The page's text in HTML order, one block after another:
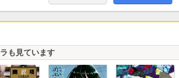
も見ています